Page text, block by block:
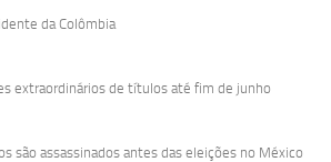
da Colômbia
extraordinários de títulos até fim de junho
são assassinados antes das eleições no México